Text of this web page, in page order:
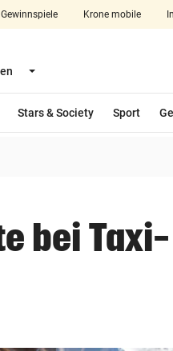
Gewinnspiele Krone mobile
Menü aufklappen
Stars & Society Sport
bei Taxi-